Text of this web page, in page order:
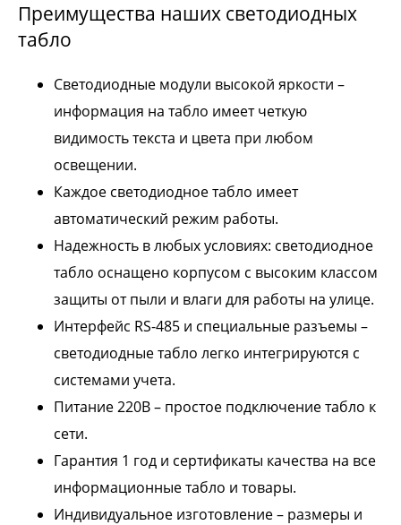
Преимущества наших светодиодных
табло
Светодиодные модули высокой яркости –
информация на табло имеет четкую
видимость текста и цвета при любом
освещении.
Каждое светодиодное табло имеет
автоматический режим работы.
Надежность в любых условиях: светодиодное
табло оснащено корпусом с высоким классом
защиты от пыли и влаги для работы на улице.
Интерфейс RS-485 и специальные разъемы –
светодиодные табло легко интегрируются с
системами учета.
Питание 220В – простое подключение табло к
сети.
Гарантия 1 год и сертификаты качества на все
информационные табло и товары.
Индивидуальное изготовление – размеры и